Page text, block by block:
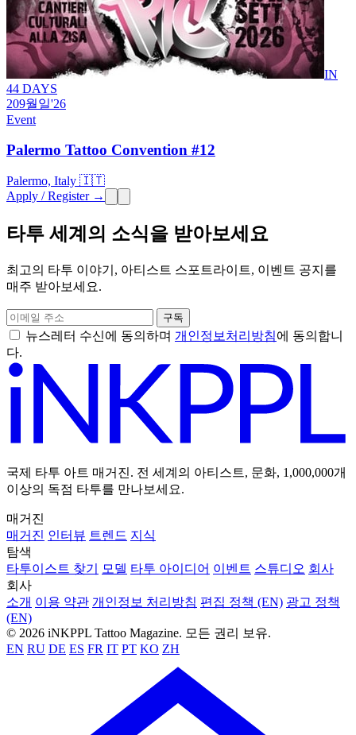
IN
44 DAYS
209월일'26
Event
Palermo Tattoo Convention #12
Palermo, Italy 🇮🇹
Apply / Register →
타투 세계의 소식을 받아보세요
최고의 타투 이야기, 아티스트 스포트라이트, 이벤트 공지를
매주 받아보세요.
구독
뉴스레터 수신에 동의하며 개인정보처리방침에 동의합니
다.
국제 타투 아트 매거진. 전 세계의 아티스트, 문화, 1,000,000개
이상의 독점 타투를 만나보세요.
매거진
매거진 인터뷰 트렌드 지식
탐색
타투이스트 찾기
모델 타투 아이디어 이벤트 스튜디오 회사
회사
소개 이용 약관 개인정보 처리방침 편집 정책 (EN) 광고 정책
(EN)
© 2026 iNKPPL Tattoo Magazine. 모든 권리 보유.
EN RU DE ES FR IT PT KO ZH